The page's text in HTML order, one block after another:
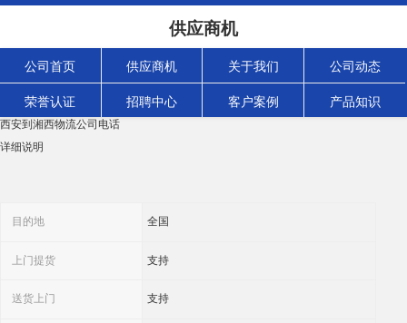
供应商机
公司首页 供应商机 关于我们 公司动态
荣誉认证 招聘中心 客户案例 产品知识
关键词
西安到湘西物流公司电话
详细说明
目的地 全国
上门提货 支持
送货上门 支持